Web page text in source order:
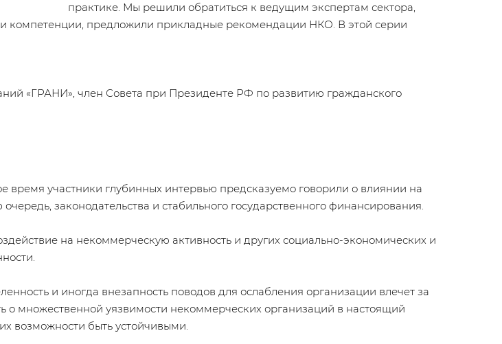
практике. Мы решили обратиться к ведущим экспертам сектора,
и компетенции, предложили прикладные рекомендации НКО. В этой серии
«ГРАНИ», член Совета при Президенте РФ по развитию гражданского
время участники глубинных интервью предсказуемо говорили о влиянии на
законодательства и стабильного государственного финансирования.
на некоммерческую активность и других социально-экономических и
и иногда внезапность поводов для ослабления организации влечет за
о множественной уязвимости некоммерческих организаций в настоящий
возможности быть устойчивыми.